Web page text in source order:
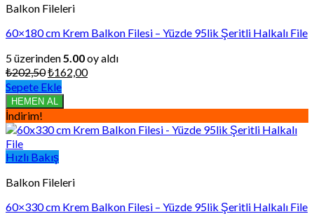
Balkon Fileleri
60×180 cm Krem Balkon Filesi – Yüzde 95lik Şeritli Halkalı File
5 üzerinden 5.00oy aldı
₺202,50Orijinal
fiyat:
₺202,50.
₺162,00Şu
₺162,00.
Sepete Ekle
HEMEN AL
İndirim!
Hızlı Bakış
Balkon Fileleri
60×330 cm Krem Balkon Filesi – Yüzde 95lik Şeritli Halkalı File